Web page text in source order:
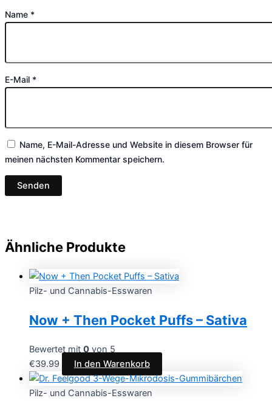
Name *
E-Mail *
Name, E-Mail-Adresse und Website in diesem Browser für
meinen nächsten Kommentar speichern.
Ähnliche Produkte
Pilz- und Cannabis-Esswaren
Now + Then Pocket Puffs – Sativa
Bewertet mit 0 von 5
€39.99 In den Warenkorb
Pilz- und Cannabis-Esswaren